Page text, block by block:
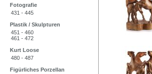
Fotografie
431 - 445
Plastik / Skulpturen
451 - 460
461 - 472
Kurt Loose
480 - 487
Figürliches Porzellan